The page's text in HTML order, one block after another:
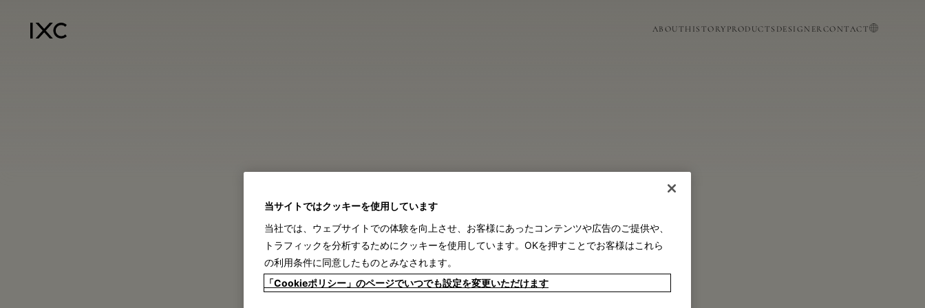
content
ABOUT HISTORY PRODUCTS DESIGNERCONTACT
日本語
ENGLISH
CONTACT
INSTAGRAM
日本語
ENGLISH
当サイトではクッキーを使用しています
当社では、ウェブサイトでの体験を向上させ、お客様にあったコンテンツや広告のご提供や、
トラフィックを分析するためにクッキーを使用しています。OKを押すことでお客様はこれら
の利用条件に同意したものとみなされます。
「Cookieポリシー」のページでいつでも設定を変更いただけます